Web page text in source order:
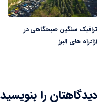
ترافیک سنگین صبحگاهی در
آزادراه های البرز
دیدگاهتان را بنویسید